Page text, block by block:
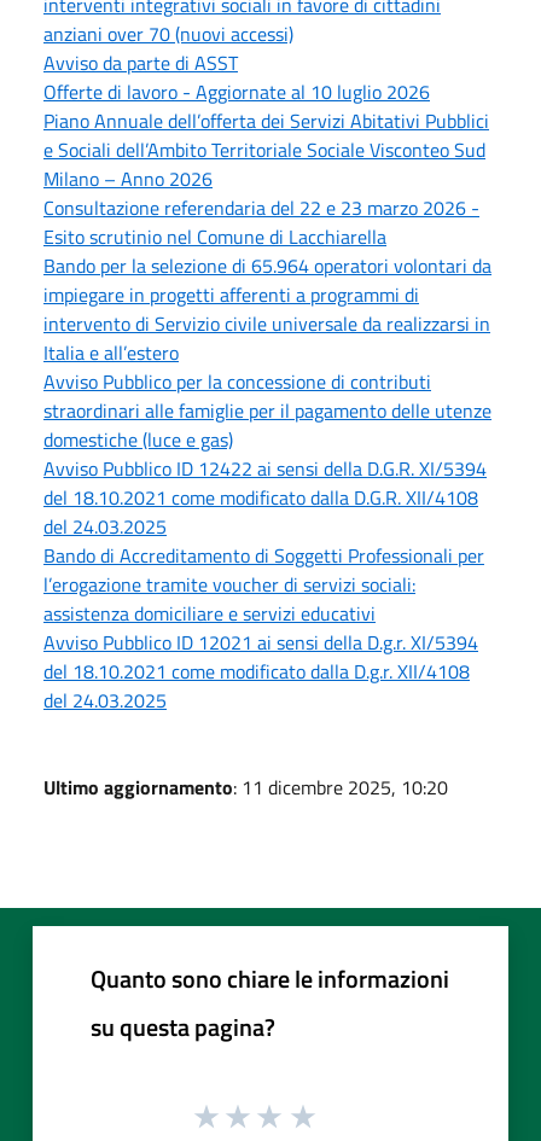
anziani over 70 (nuovi accessi)
Avviso da parte di ASST
Offerte di lavoro - Aggiornate al 10 luglio 2026
Piano Annuale dell’offerta dei Servizi Abitativi Pubblici
e Sociali dell’Ambito Territoriale Sociale Visconteo Sud
Milano – Anno 2026
Consultazione referendaria del 22 e 23 marzo 2026 -
Esito scrutinio nel Comune di Lacchiarella
Bando per la selezione di 65.964 operatori volontari da
impiegare in progetti afferenti a programmi di
intervento di Servizio civile universale da realizzarsi in
Italia e all’estero
Avviso Pubblico per la concessione di contributi
straordinari alle famiglie per il pagamento delle utenze
domestiche (luce e gas)
Avviso Pubblico ID 12422 ai sensi della D.G.R. XI/5394
del 18.10.2021 come modificato dalla D.G.R. XII/4108
del 24.03.2025
Bando di Accreditamento di Soggetti Professionali per
l’erogazione tramite voucher di servizi sociali:
assistenza domiciliare e servizi educativi
Avviso Pubblico ID 12021 ai sensi della D.g.r. XI/5394
del 18.10.2021 come modificato dalla D.g.r. XII/4108
del 24.03.2025
Ultimo aggiornamento: 11 dicembre 2025, 10:20
Quanto sono chiare le informazioni
su questa pagina?